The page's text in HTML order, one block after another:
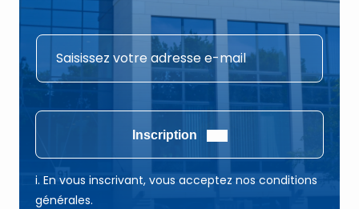
*
-
i
l
*
E
m
a
l
*
Inscription
i. En vous inscrivant, vous acceptez nos conditions
générales.